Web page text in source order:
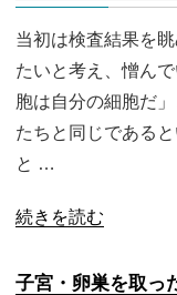
当初は検査結果を
たいと考え、憎ん
胞は自分の細胞だ
たちと同じである
と …
続きを読む
子宮・卵巣を取っ